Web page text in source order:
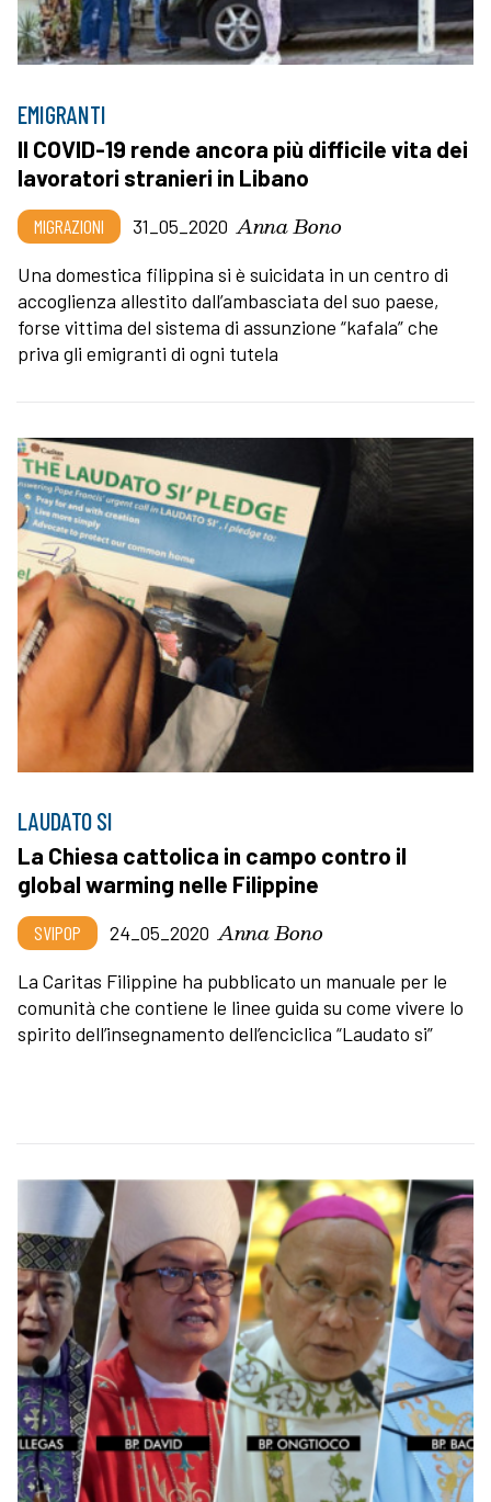
EMIGRANTI
Il COVID-19 rende ancora più difficile vita dei
lavoratori stranieri in Libano
MIGRAZIONI 31_05_2020 Anna Bono
Una domestica filippina si è suicidata in un centro di
accoglienza allestito dall’ambasciata del suo paese,
forse vittima del sistema di assunzione “kafala” che
priva gli emigranti di ogni tutela
LAUDATO SI
La Chiesa cattolica in campo contro il
global warming nelle Filippine
SVIPOP 24_05_2020 Anna Bono
La Caritas Filippine ha pubblicato un manuale per le
comunità che contiene le linee guida su come vivere lo
spirito dell’insegnamento dell’enciclica “Laudato si”